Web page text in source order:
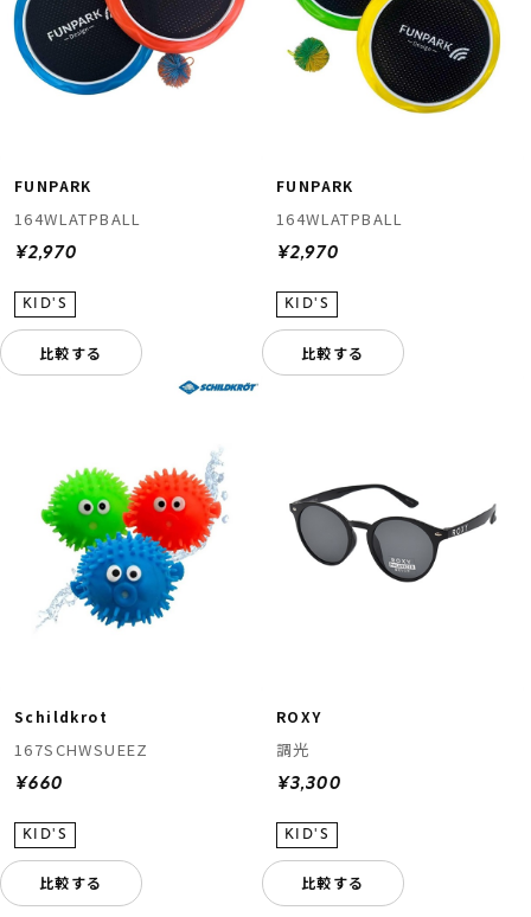
FUNPARK
164WLATPBALL
¥2,970
比較する
FUNPARK
164WLATPBALL
¥2,970
比較する
Schildkrot
167SCHWSUEEZ
¥660
比較する
ROXY
調光
¥3,300
比較する